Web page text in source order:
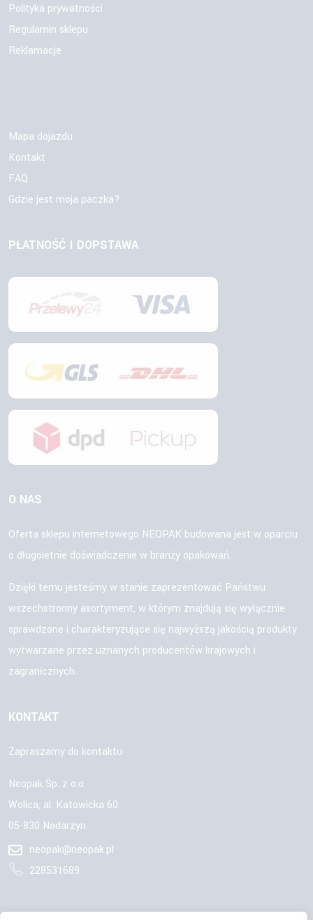
Polityka prywatności
Regulamin sklepu
Reklamacje
Mapa dojazdu
Kontakt
FAQ
Gdzie jest moja paczka?
PŁATNOŚĆ I DOPSTAWA
O NAS
Oferta sklepu internetowego NEOPAK budowana jest w oparciu
o długoletnie doświadczenie w branży opakowań.
Dzięki temu jesteśmy w stanie zaprezentować Państwu
wszechstronny asortyment, w którym znajdują się wyłącznie
sprawdzone i charakteryzujące się najwyższą jakością produkty
wytwarzane przez uznanych producentów krajowych i
zagranicznych.
KONTAKT
Zapraszamy do kontaktu
Neopak Sp. z o.o.
Wolica, al. Katowicka 60
05-830 Nadarzyn
neopak@neopak.pl
228531689
OBSERWUJ NAS: